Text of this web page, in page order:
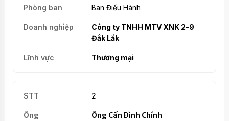
Ban Điều Hành
Công ty TNHH MTV XNK 2-9
Đắk Lắk
Thương mại
2
Ông Cấn Đình Chính